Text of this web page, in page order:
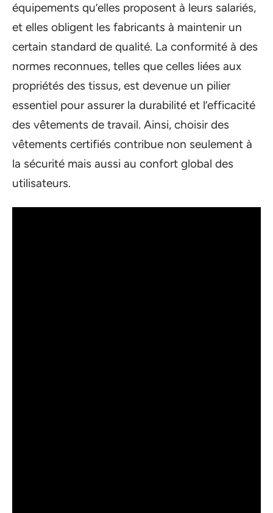
équipements qu’elles proposent à leurs salariés,
et elles obligent les fabricants à maintenir un
certain standard de qualité. La conformité à des
normes reconnues, telles que celles liées aux
propriétés des tissus, est devenue un pilier
essentiel pour assurer la durabilité et l’efficacité
des vêtements de travail. Ainsi, choisir des
vêtements certifiés contribue non seulement à
la sécurité mais aussi au confort global des
utilisateurs.